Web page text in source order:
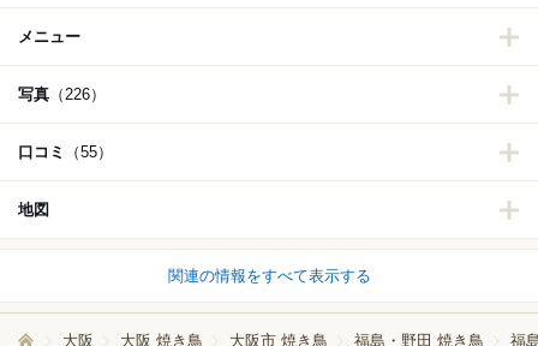
メニュー
写真 （226）
口コミ （55）
地図
関連の情報をすべて表示する
大阪 大阪 焼き鳥 大阪市 焼き鳥 福島・野田 焼き鳥 福